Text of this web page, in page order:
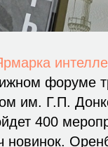
форуме
им. Г.П.
400